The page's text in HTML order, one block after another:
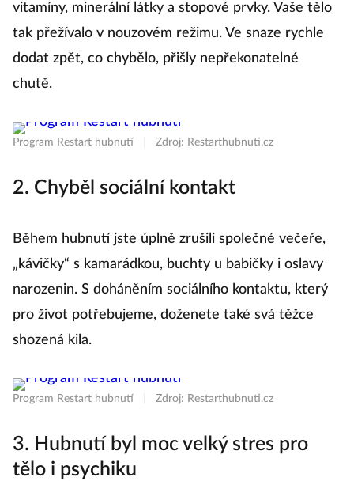
vitamíny, minerální látky a stopové prvky. Vaše tělo
tak přežívalo v nouzovém režimu. Ve snaze rychle
dodat zpět, co chybělo, přišly nepřekonatelné
chutě.
Program Restart hubnutí Zdroj: Restarthubnuti.cz
2. Chyběl sociální kontakt
Během hubnutí jste úplně zrušili společné večeře,
„kávičky“ s kamarádkou, buchty u babičky i oslavy
narozenin. S doháněním sociálního kontaktu, který
pro život potřebujeme, doženete také svá těžce
shozená kila.
Program Restart hubnutí Zdroj: Restarthubnuti.cz
3. Hubnutí byl moc velký stres pro
tělo i psychiku